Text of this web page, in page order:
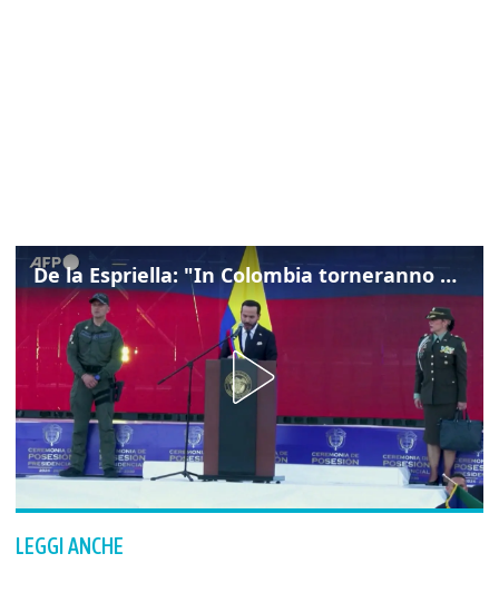
De la Espriella: "In Colombia torneranno ordine, autorità e libertà"
LEGGI ANCHE